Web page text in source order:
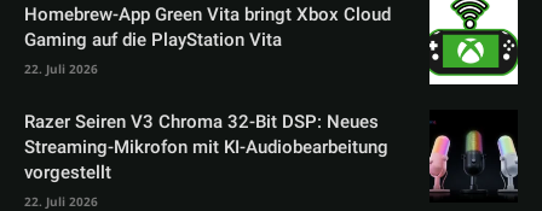
Homebrew-App Green Vita bringt Xbox Cloud
Gaming auf die PlayStation Vita
22. Juli 2026
Razer Seiren V3 Chroma 32-Bit DSP: Neues
Streaming-Mikrofon mit KI-Audiobearbeitung
vorgestellt
22. Juli 2026